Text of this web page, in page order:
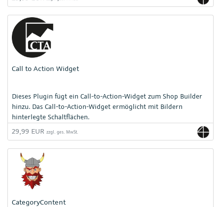
Call to Action Widget
Dieses Plugin fügt ein Call-to-Action-Widget zum Shop Builder
hinzu. Das Call-to-Action-Widget ermöglicht mit Bildern
hinterlegte Schaltflächen.
29,99 EUR zzgl. ges. MwSt.
CategoryContent